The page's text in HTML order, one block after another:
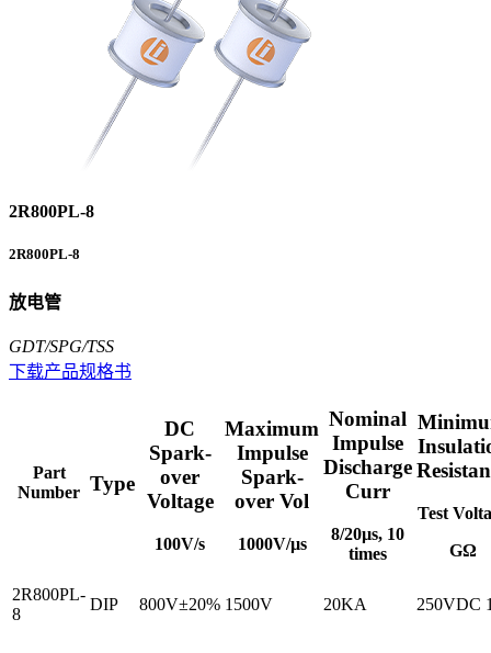
2R800PL-8
2R800PL-8
放电管
GDT/SPG/TSS
下载产品规格书
Part
Number Type
DC
Spark-
over
Voltage
100V/s
Maximum
Impulse
Spark-
over Vol
1000V/µs
Nominal
Impulse
Discharge
Curr
8/20µs, 10
times
Test
GΩ
2R800PL-
8
DIP 800V±20% 1500V 20KA 250VDC